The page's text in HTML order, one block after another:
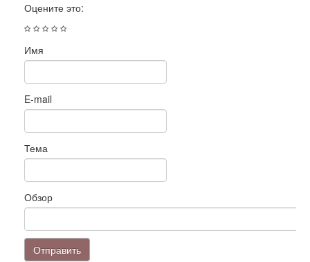
Оцените это:
Имя
E-mail
Тема
Обзор
Отправить